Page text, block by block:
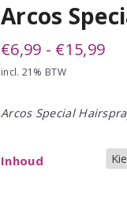
Arcos
€6,99 - €15,99
incl. 21% BTW
Arcos Special
Inhoud